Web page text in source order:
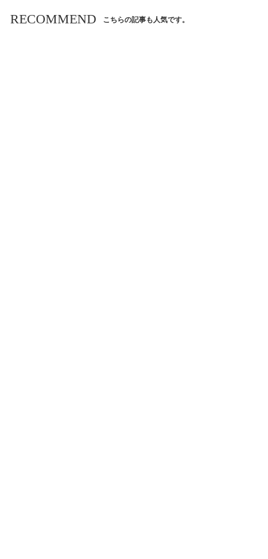
RECOMMEND こちらの記事も人気です。